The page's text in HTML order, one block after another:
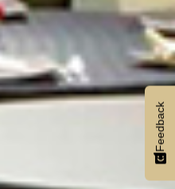
Feedback